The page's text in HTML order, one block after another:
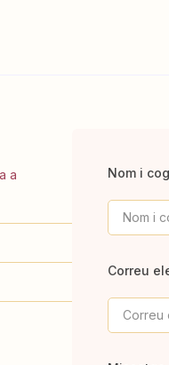
a
Nom i
Correu